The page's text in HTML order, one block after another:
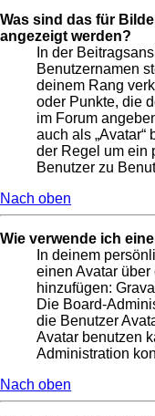
Was sind das für
angezeigt werden?
In der
Benutzernamen
deinem Rang
oder Punkte, die
im Forum
auch als
der Regel um ein
Benutzer zu
Nach oben
Wie verwende ich
In deinem
einen Avatar
hinzufügen:
Die Board-
die Benutzer
Avatar benutzen
Administration
Nach oben